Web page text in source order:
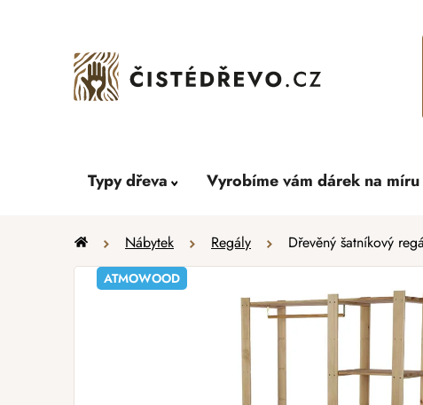
Typy dřeva Vyrobíme vám dárek na míru
Domů Nábytek Regály Dřevěný šatníkový
ATMOWOOD